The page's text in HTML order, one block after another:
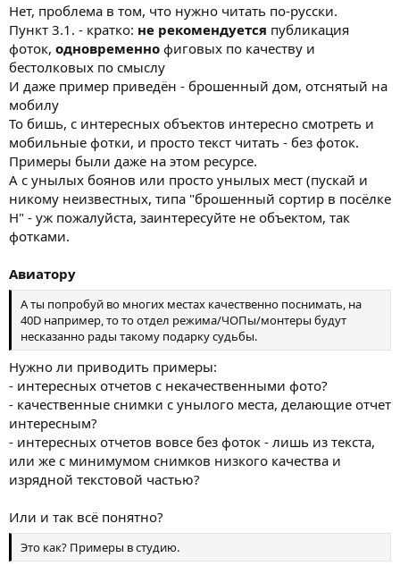
Нет, проблема в том, что нужно читать по-русски.
Пункт 3.1. - кратко: не рекомендуется публикация
фоток, одновременно фиговых по качеству и
бестолковых по смыслу
И даже пример приведён - брошенный дом, отснятый на
мобилу
То бишь, с интересных объектов интересно смотреть и
мобильные фотки, и просто текст читать - без фоток.
Примеры были даже на этом ресурсе.
А с унылых боянов или просто унылых мест (пускай и
никому неизвестных, типа "брошенный сортир в посёлке
Н" - уж пожалуйста, заинтересуйте не объектом, так
фотками.
Авиатору
А ты попробуй во многих местах качественно поснимать, на
40D например, то то отдел режима/ЧОПы/монтеры будут
несказанно рады такому подарку судьбы.
Нужно ли приводить примеры:
- интересных отчетов с некачественными фото?
- качественные снимки с унылого места, делающие отчет
интересным?
- интересных отчетов вовсе без фоток - лишь из текста,
или же с минимумом снимков низкого качества и
изрядной текстовой частью?
Или и так всё понятно?
Это как? Примеры в студию.